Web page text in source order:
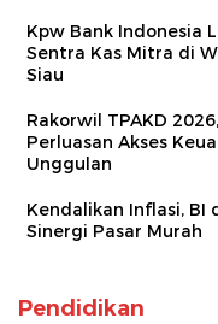
Kpw Bank Indonesia
Sentra Kas Mitra di
Siau
Rakorwil TPAKD
Perluasan Akses
Unggulan
Kendalikan Inflasi, BI
Sinergi Pasar Murah
Pendidikan